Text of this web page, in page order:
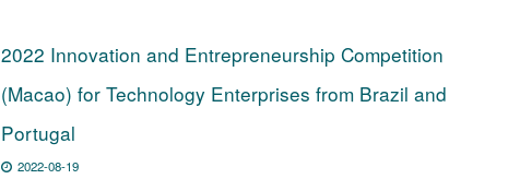
2022 Innovation and Entrepreneurship Competition
(Macao) for Technology Enterprises from Brazil and
Portugal
2022-08-19